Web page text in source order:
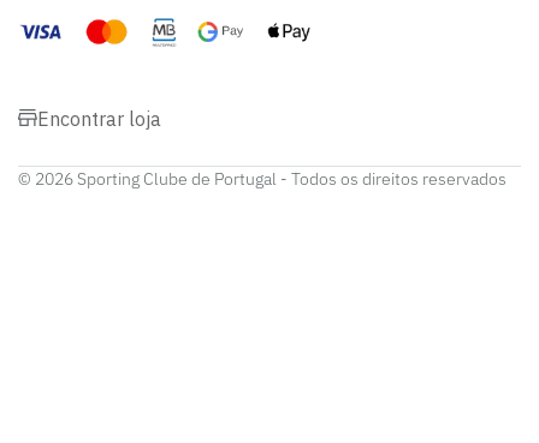
Encontrar loja
© 2026 Sporting Clube de Portugal - Todos os direitos reservados